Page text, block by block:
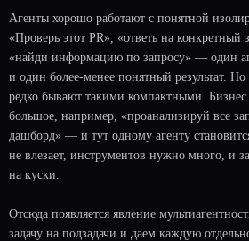
Агенты хорошо работают с понятной
«Проверь этот PR», «ответь на конкретный
«найди информацию по запросу» — один
и один более-менее понятный результат. Но
редко бывают такими компактными. Бизнес
большое, например, «проанализируй все
дашборд» — и тут одному агенту
не влезает, инструментов нужно много, и
на куски.
Отсюда появляется явление
задачу на подзадачи и даем каждую